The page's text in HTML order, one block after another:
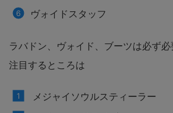
ヴォイドスタッフ
ラバドン、ヴォイド、ブーツは必ず必
注目するところは
メジャイソウルスティーラー